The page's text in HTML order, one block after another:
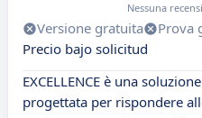
Nessuna
Versione gratuita Prova
Precio bajo solicitud
EXCELLENCE è una
progettata per rispondere